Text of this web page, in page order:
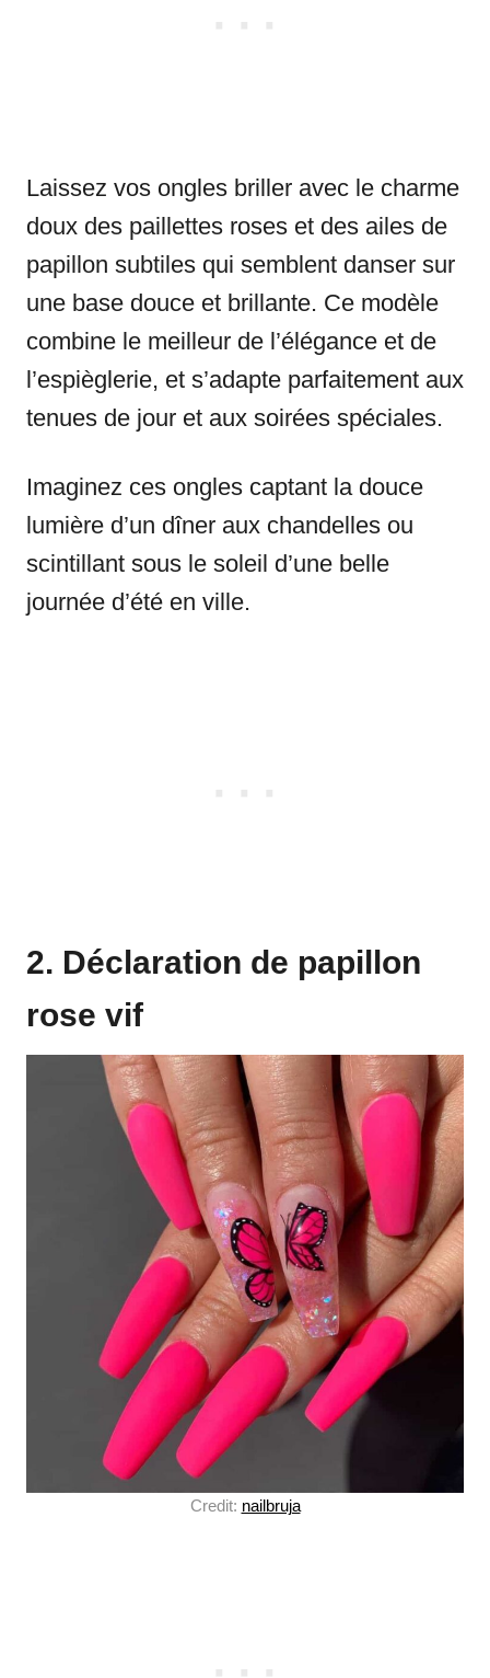
Laissez vos ongles briller avec le charme
doux des paillettes roses et des ailes de
papillon subtiles qui semblent danser sur
une base douce et brillante. Ce modèle
combine le meilleur de l’élégance et de
l’espièglerie, et s’adapte parfaitement aux
tenues de jour et aux soirées spéciales.
Imaginez ces ongles captant la douce
lumière d’un dîner aux chandelles ou
scintillant sous le soleil d’une belle
journée d’été en ville.
2. Déclaration de papillon
rose vif
Credit: nailbruja